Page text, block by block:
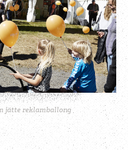
jätte reklamballong